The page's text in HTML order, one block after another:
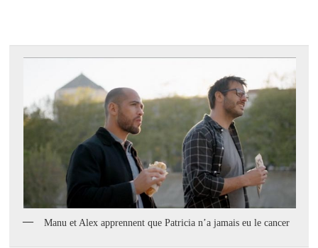
Manu et Alex apprennent que Patricia n’a jamais eu le cancer